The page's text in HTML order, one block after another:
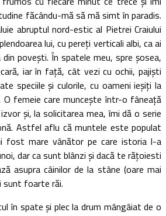
făcându-mă să mă simt în paradis.
abruptul nord-estic al Pietrei Craiului
lui, cu pereţi verticali albi, ca ai
poveşti. În spatele meu, spre şosea,
iar în faţă, cât vezi cu ochii, pajişti
speciile şi culorile, cu oameni ieşiţi la
femeie care munceşte într-o fâneaţă
şi, la solicitarea mea, îmi dă o serie
Astfel aflu că muntele este populat
fost mare vânător pe care istoria l-a
dar ca sunt blânzi şi dacă te răţoiesti
asupra câinilor de la stâne (oare mai
sunt foarte răi.
spate şi plec la drum mângâiat de o